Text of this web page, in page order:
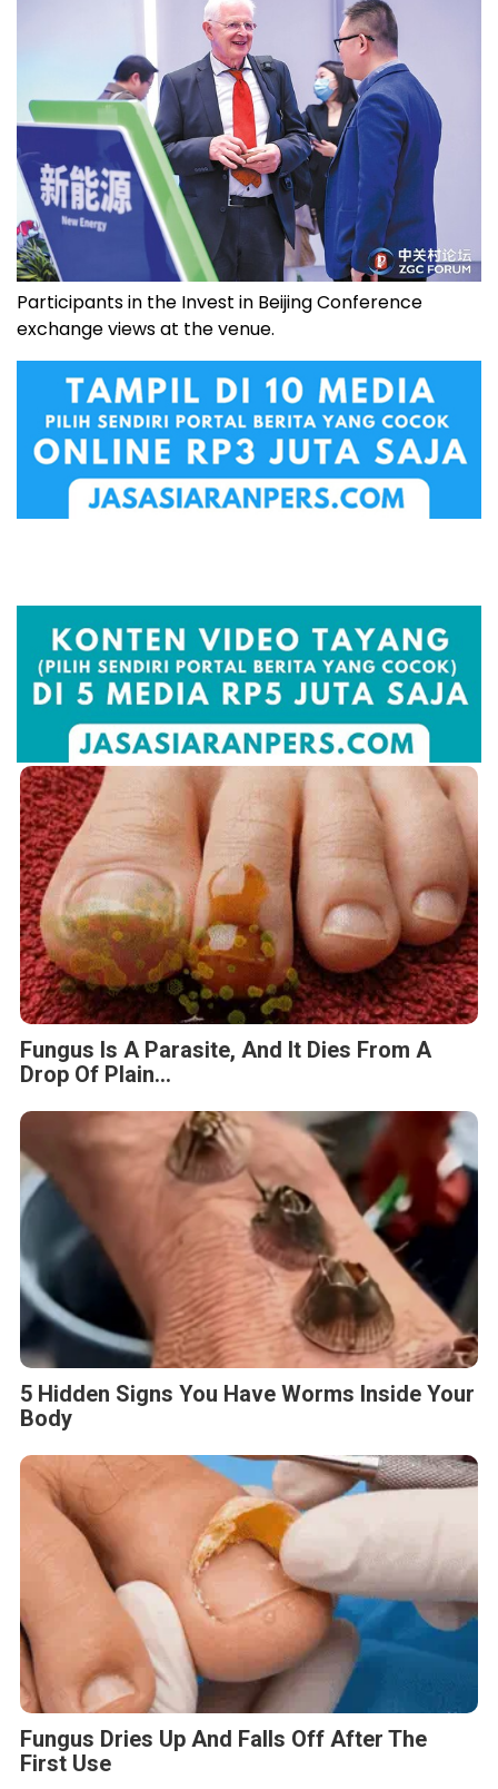
Participants in the Invest in Beijing Conference
exchange views at the venue.
Fungus Is A Parasite, And It Dies From A
Drop Of Plain...
5 Hidden Signs You Have Worms Inside Your
Body
Fungus Dries Up And Falls Off After The
First Use